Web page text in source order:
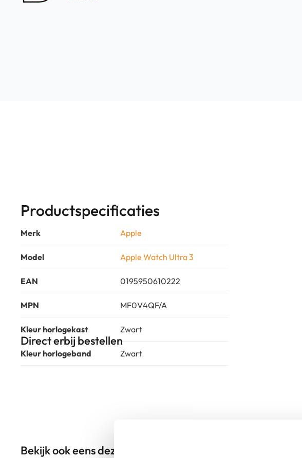
Productspecificaties
Merk Apple
Model Apple Watch Ultra 3
EAN 0195950610222
MPN MF0V4QF/A
Kleur horlogekast Zwart
Kleur horlogeband Zwart
Direct erbij bestellen
Bekijk ook eens deze producten